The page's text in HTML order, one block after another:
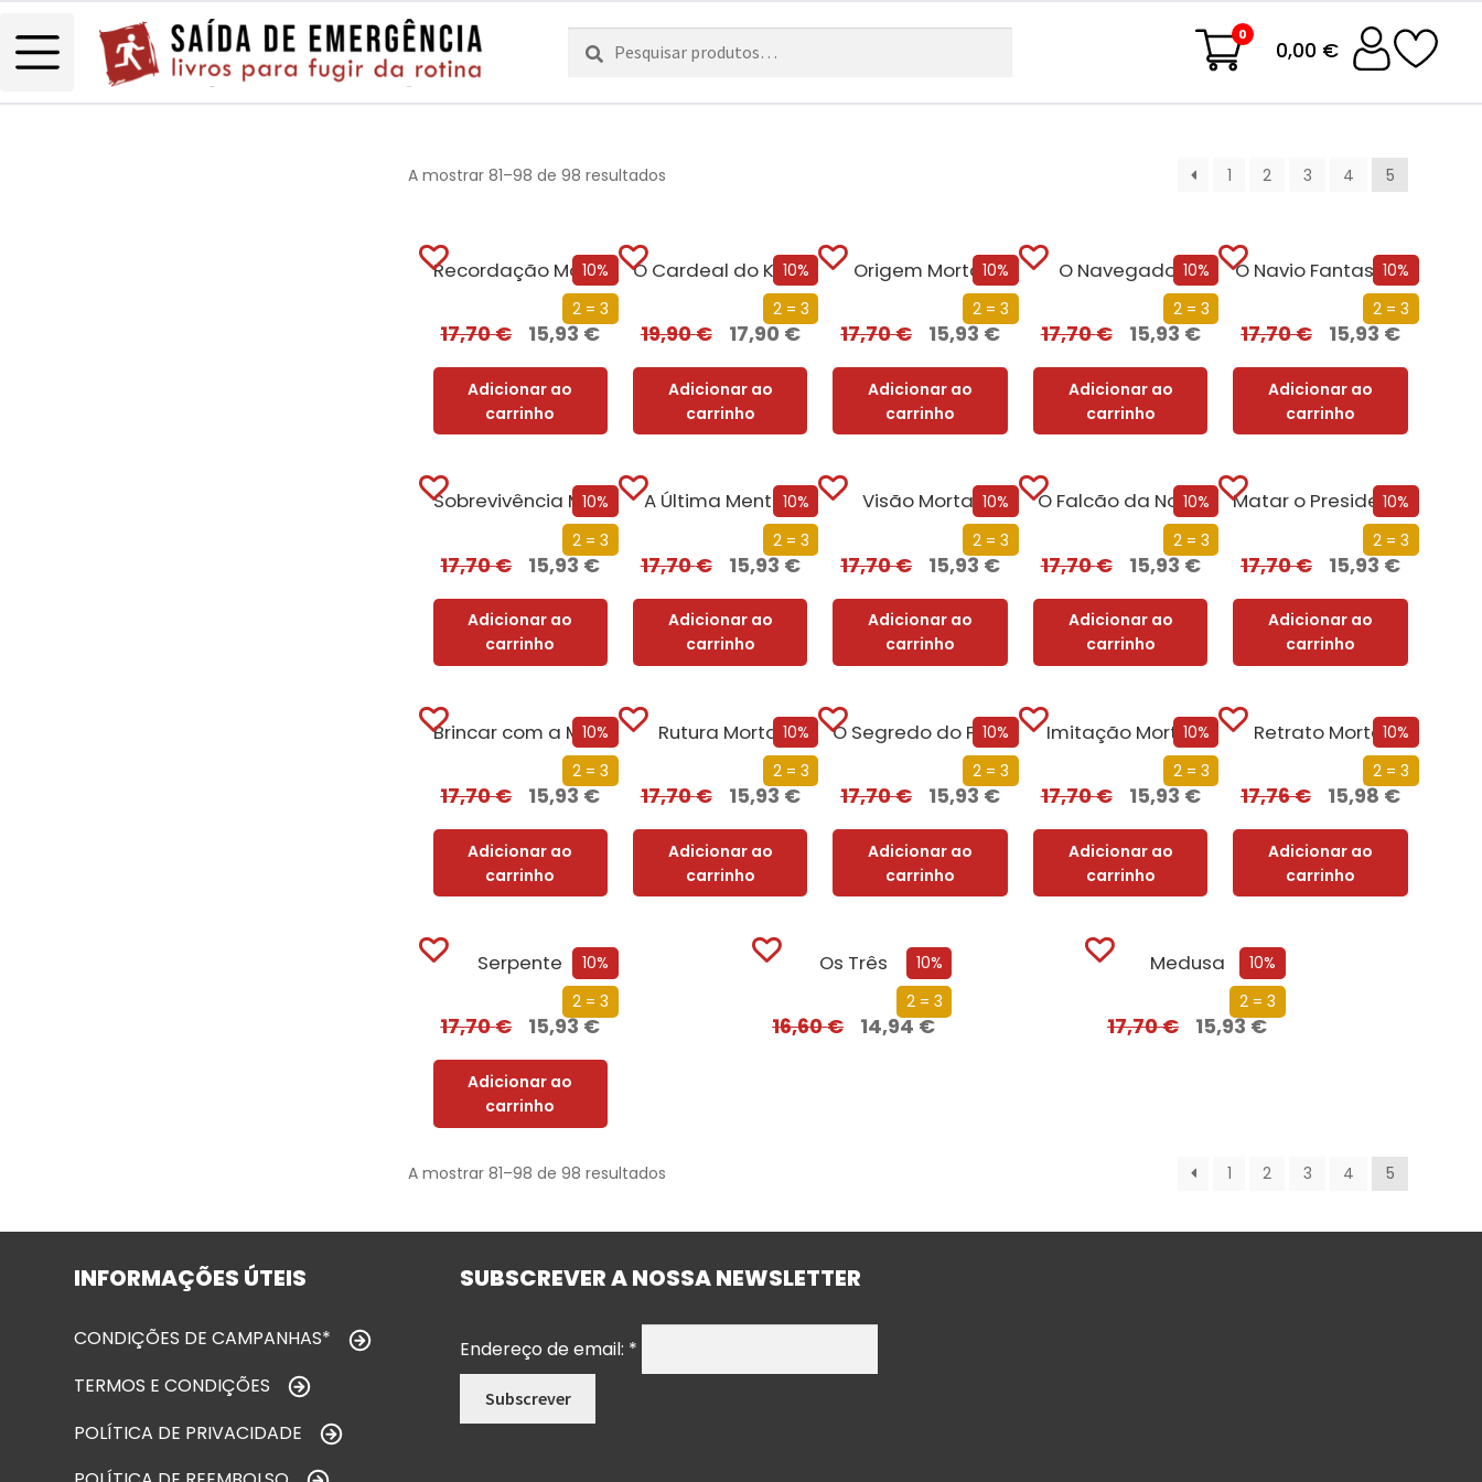
Pesquisar
por:
Pesquisa 0
0,00 €
A mostrar 81–98 de 98 resultados 1 2 3 4 5
10%
2 = 3
Recordação Mortal
17,70€ 15,93€
Adicionar ao
carrinho
10%
2 = 3
O Cardeal do Kremlin
19,90€ 17,90€
Adicionar ao
carrinho
10%
2 = 3
Origem Mortal
17,70€ 15,93€
Adicionar ao
carrinho
10%
2 = 3
O Navegador
17,70€ 15,93€
Adicionar ao
carrinho
10%
2 = 3
O Navio Fantasma
17,70€ 15,93€
Adicionar ao
carrinho
10%
2 = 3
Sobrevivência Mortal
17,70€ 15,93€
Adicionar ao
carrinho
10%
2 = 3
A Última Mentira
17,70€ 15,93€
Adicionar ao
carrinho
10%
2 = 3
Visão Mortal
17,70€ 15,93€
Adicionar ao
carrinho
10%
2 = 3
O Falcão da Noite
17,70€ 15,93€
Adicionar ao
carrinho
10%
2 = 3
Matar o Presidente
17,70€ 15,93€
Adicionar ao
carrinho
10%
2 = 3
Brincar com a Morte
17,70€ 15,93€
Adicionar ao
carrinho
10%
2 = 3
Rutura Mortal
17,70€ 15,93€
Adicionar ao
carrinho
10%
2 = 3
O Segredo do Faraó
17,70€ 15,93€
Adicionar ao
carrinho
10%
2 = 3
Imitação Mortal
17,70€ 15,93€
Adicionar ao
carrinho
10%
2 = 3
Retrato Mortal
17,76€ 15,98€
Adicionar ao
carrinho
10%
2 = 3
Serpente
17,70€ 15,93€
Adicionar ao
carrinho
10%
2 = 3
Os Três
16,60€ 14,94€
10%
2 = 3
Medusa
17,70€ 15,93€
A mostrar 81–98 de 98 resultados 1 2 3 4 5
INFORMAÇÕES ÚTEIS
CONDIÇÕES DE CAMPANHAS*
TERMOS E CONDIÇÕES
POLÍTICA DE PRIVACIDADE
SUBSCREVER A NOSSA NEWSLETTER
Endereço de email: *